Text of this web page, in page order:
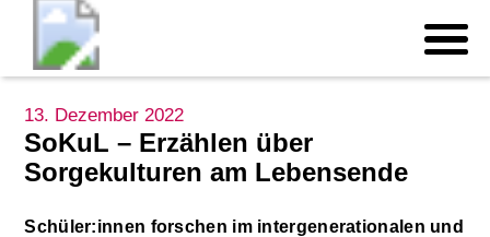
13. Dezember 2022
SoKuL – Erzählen über
Sorgekulturen am Lebensende
Schüler:innen forschen im intergenerationalen und